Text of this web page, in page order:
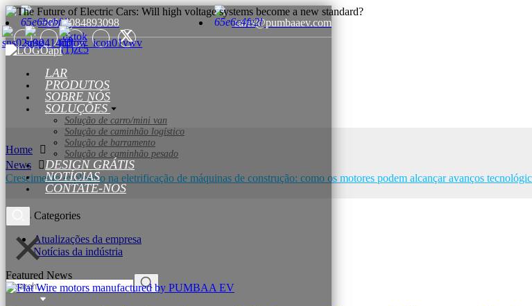
+8615084893098 sales@pumbaaev.com
LAR
PRODUTOS
SOBRE NÓS
SOLUÇÕES
Solução de carro/mini van
Solução de caminhão logístico
Solução de barramento
Solução de caminhão pesado
DESIGN GRÁTIS
NOTÍCIAS
CONTATE-NOS
Home
News
Crescimento explosivo na eletrificação de máquinas de construção: como os motores podem alcançar avanços
News Categories
Atualizações da empresa
Notícias da indústria
Featured News